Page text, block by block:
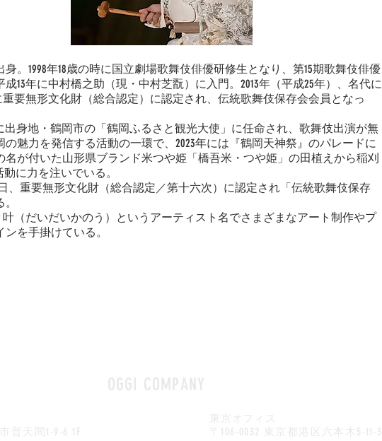
。1998年18歳の時に国立劇場歌舞伎俳優研修生となり、第15期歌舞伎俳優
13年に中村橋之助（現・中村芝翫）に入門。2013年（平成25年）、名代に
重要無形文化財（総合認定）に認定され、伝統歌舞伎保存会会員となっ
出身地・鶴岡市の「鶴岡ふるさと観光大使」に任命され、歌舞伎出演が無
の魅力を発信する活動の一環で、2023年には『鶴岡天神祭』のパレードに
名が付いた山形県ブランド米つや姫「橋吾米・つや姫」の田植えから稲刈
動に力を注いでいる。
日、重要無形文化財（総合認定／第十六次）に認定され「伝統歌舞伎保存
。
叶（だいだいかのう）というアーティスト名でさまざまなアート制作やプ
ンを手掛けている。